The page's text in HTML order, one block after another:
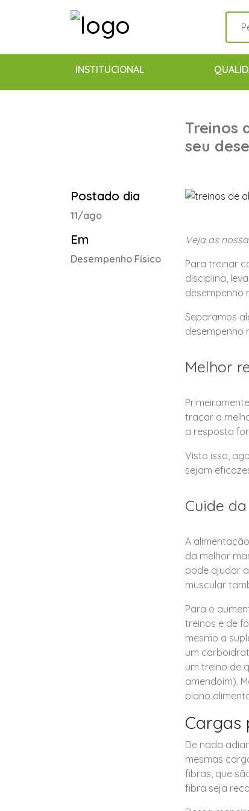
INSTITUCIONAL
Treinos
seu
Postado dia
11/ago
Em
Desempenho Físico
Veja as
Para treinar
disciplina,
desempenho
Separamos
desempenho
Melhor
traçar a
a resposta
Visto isso,
sejam
Cuide
A
da melhor
pode ajudar
muscular
Para o
treinos e de
mesmo a
um
um treino de
amendoim).
plano
Cargas
De nada
mesmas
fibras, que
fibra seja